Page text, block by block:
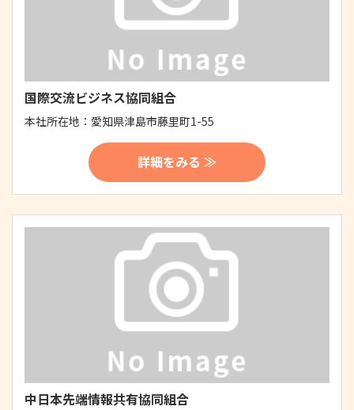
国際交流ビジネス協同組合
本社所在地： 愛知県津島市藤里町1-55
詳細をみる ≫
中日本先端情報共有協同組合